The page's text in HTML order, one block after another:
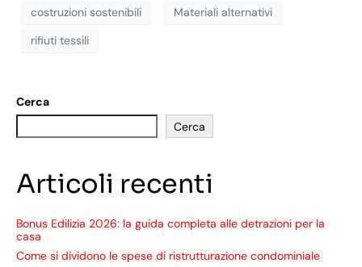
costruzioni sostenibili
Materiali alternativi
rifiuti tessili
Cerca
Cerca
Articoli recenti
Bonus Edilizia 2026: la guida completa alle detrazioni per la
casa
Come si dividono le spese di ristrutturazione condominiale